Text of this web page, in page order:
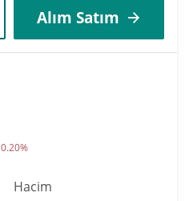
Alım Satım
0.20%
Hacim